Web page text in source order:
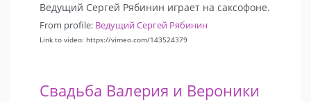
Ведущий Сергей Рябинин играет на саксофоне.
From profile: Ведущий Сергей Рябинин
Link to video: https://vimeo.com/143524379
Свадьба Валерия и Вероники